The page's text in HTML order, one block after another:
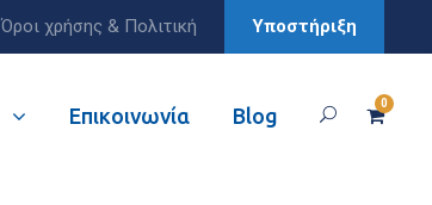
Όροι χρήσης & Πολιτική Υποστήριξη
Επικοινωνία Blog
0